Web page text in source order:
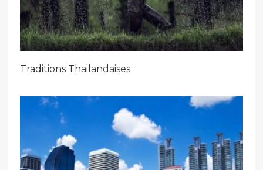
Traditions Thailandaises